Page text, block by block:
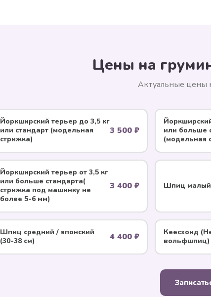
Цены на
Актуальные цены
Йоркширский терьер до 3,5 кг
или стандарт (модельная
стрижка)
3 500 ₽
или больше
(модельная
Йоркширский терьер от 3,5 кг
или больше стандарта(
стрижка под машинку не
более 5-6 мм)
3 400 ₽ Шпиц малый
Шпиц средний / японский
(30-38 см)
4 400 ₽
Кеесхонд
вольфшпиц)